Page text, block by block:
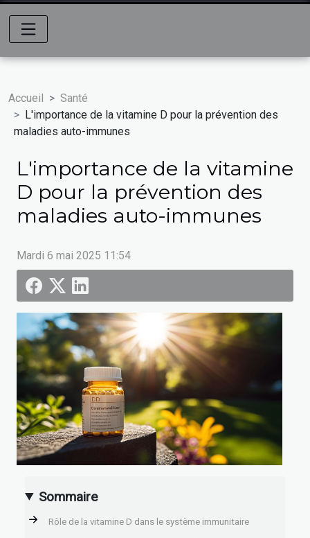
Accueil
Santé
L'importance de la vitamine D pour la prévention des
maladies auto-immunes
L'importance de la vitamine
D pour la prévention des
maladies auto-immunes
Mardi 6 mai 2025 11:54
Sommaire
Rôle de la vitamine D dans le système immunitaire